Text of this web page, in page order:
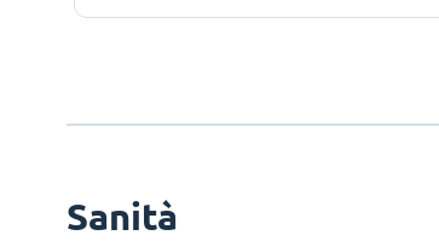
Sanità